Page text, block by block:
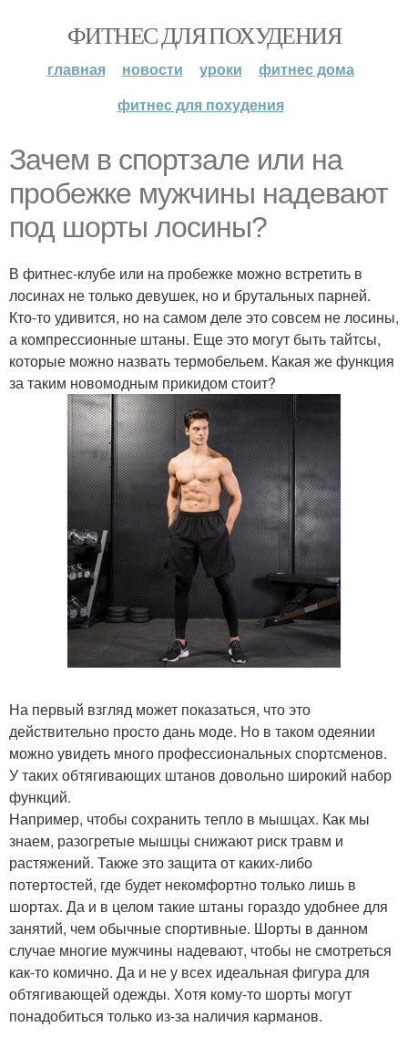
ФИТНЕС ДЛЯ ПОХУДЕНИЯ
главная новости уроки
фитнес дома
фитнес для похудения
Зачем в спортзале или на
пробежке мужчины надевают
под шорты лосины?
В фитнес-клубе или на пробежке можно встретить в
лосинах не только девушек, но и брутальных парней.
Кто-то удивится, но на самом деле это совсем не лосины,
а компрессионные штаны. Еще это могут быть тайтсы,
которые можно назвать термобельем. Какая же функция
за таким новомодным прикидом стоит?
На первый взгляд может показаться, что это
действительно просто дань моде. Но в таком одеянии
можно увидеть много профессиональных спортсменов.
У таких обтягивающих штанов довольно широкий набор
функций.
Например, чтобы сохранить тепло в мышцах. Как мы
знаем, разогретые мышцы снижают риск травм и
растяжений. Также это защита от каких-либо
потертостей, где будет некомфортно только лишь в
шортах. Да и в целом такие штаны гораздо удобнее для
занятий, чем обычные спортивные. Шорты в данном
случае многие мужчины надевают, чтобы не смотреться
как-то комично. Да и не у всех идеальная фигура для
обтягивающей одежды. Хотя кому-то шорты могут
понадобиться только из-за наличия карманов.